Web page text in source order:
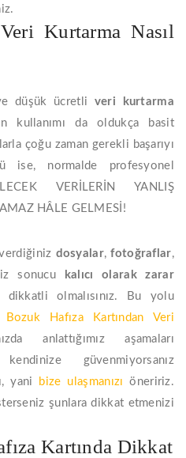
Kurtarma Nasıl
düşük ücretli veri
kurtarma
kullanımı da oldukça basit
çoğu zaman gerekli başarıyı
ise, normalde profesyonel
VERİLERİN YANLIŞ
HÂLE GELMESİ!
dosyalar,fotoğraflar,
sonucu
kalıcı olarak zarar
olmalısınız. Bu yolu
Hafıza Kartından Veri
anlattığımız aşamaları
güvenmiyorsanız
yani
bize ulaşmanızı öneririz.
şunlara dikkat etmenizi
Kartında Dikkat